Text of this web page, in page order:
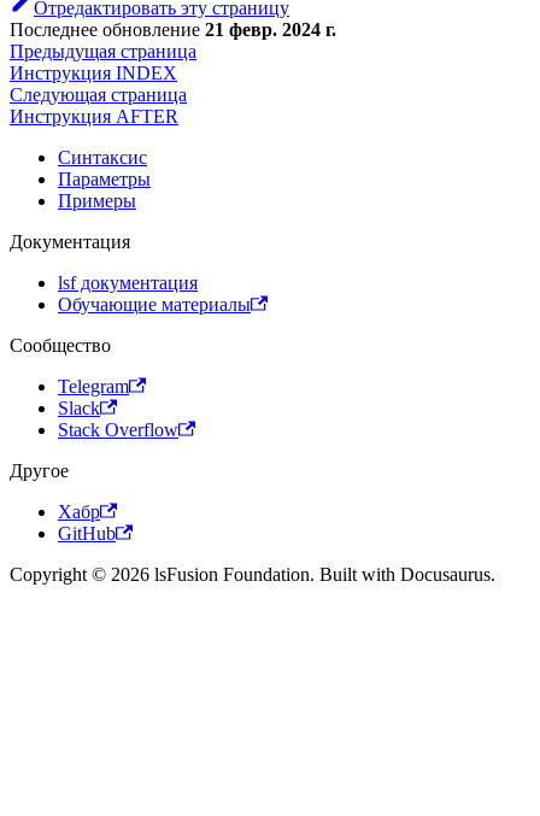
Отредактировать эту страницу
Последнее обновление 21 февр. 2024 г.
Предыдущая страница
Инструкция INDEX
Следующая страница
Инструкция AFTER
Синтаксис
Параметры
Примеры
Документация
lsf документация
Обучающие материалы
Сообщество
Telegram
Slack
Stack Overflow
Другое
Хабр
GitHub
Copyright © 2026 lsFusion Foundation. Built with Docusaurus.